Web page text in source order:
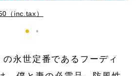
（inc.tax）
の永世定番であるフーディ